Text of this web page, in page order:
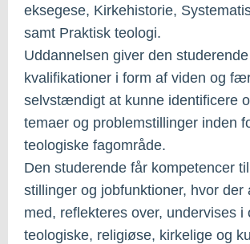
eksegese, Kirkehistorie,
samt Praktisk teologi.
Uddannelsen giver den studerende
kvalifikationer i form af viden og
selvstændigt at kunne identificere
temaer og problemstillinger inden
teologiske fagområde.
Den studerende får kompetencer
stillinger og jobfunktioner, hvor der
med, reflekteres over, undervises i
teologiske, religiøse, kirkelige og